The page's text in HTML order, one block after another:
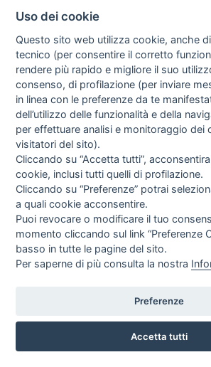
SFIGMOMANOMETRO DIGITALE AND
AND
Uso dei cookie
Questo sito web utilizza cookie, anche
tecnico (per consentire il corretto
rendere più rapido e migliore il suo
consenso, di profilazione (per inviare
in linea con le preferenze da te
dell’utilizzo delle funzionalità e della
per effettuare analisi e monitoraggio dei
visitatori del sito).
Cliccando su “Accetta tutti”,
cookie, inclusi tutti quelli di profilazione.
Cliccando su “Preferenze” potrai
a quali cookie acconsentire.
Puoi revocare o modificare il tuo
momento cliccando sul link “Preferenze
basso in tutte le pagine del sito.
Per saperne di più consulta la nostra
Preferenze
Accetta tutti